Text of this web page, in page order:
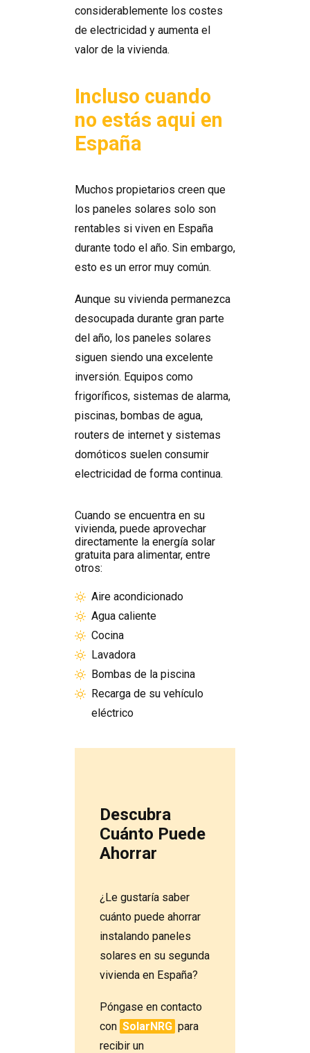
considerablemente los costes
de electricidad y aumenta el
valor de la vivienda.
Incluso cuando
no estás aqui en
España
Muchos propietarios creen que
los paneles solares solo son
rentables si viven en España
durante todo el año. Sin embargo,
esto es un error muy común.
Aunque su vivienda permanezca
desocupada durante gran parte
del año, los paneles solares
siguen siendo una excelente
inversión. Equipos como
frigoríficos, sistemas de alarma,
piscinas, bombas de agua,
routers de internet y sistemas
domóticos suelen consumir
electricidad de forma continua.
Cuando se encuentra en su
vivienda, puede aprovechar
directamente la energía solar
gratuita para alimentar, entre
otros:
Aire acondicionado
Agua caliente
Cocina
Lavadora
Bombas de la piscina
Recarga de su vehículo
eléctrico
Descubra
Cuánto Puede
Ahorrar
¿Le gustaría saber
cuánto puede ahorrar
instalando paneles
solares en su segunda
vivienda en España?
Póngase en contacto
con SolarNRG para
recibir un